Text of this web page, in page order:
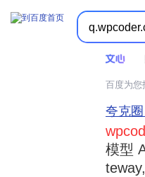
时间不限
百度为您
夸克
模型